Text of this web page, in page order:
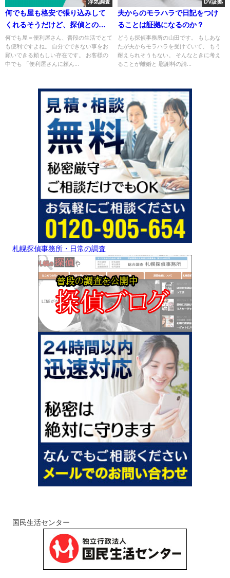
浮気調査
何でも屋も格安で張り込みして
くれるそうだけど、探偵との１
０点の違い
何でも屋＝便利屋さん、普段の生活でとて
も便利ですよね。 自分でできない事をお
願いできる頼もしい存在です。 お客様の
中でも 「便利屋さんに頼ん...
DV証拠
夫からのモラハラで日記をつけ
ることは証拠になるのか？
どうも探偵事務所の山田です。 もしあな
たが夫からモラハラを受けていて、 もう
耐えられそうもない。 そんなときに考え
ることが離婚と 慰謝料の請...
札幌探偵事務所・日常の調査
国民生活センター